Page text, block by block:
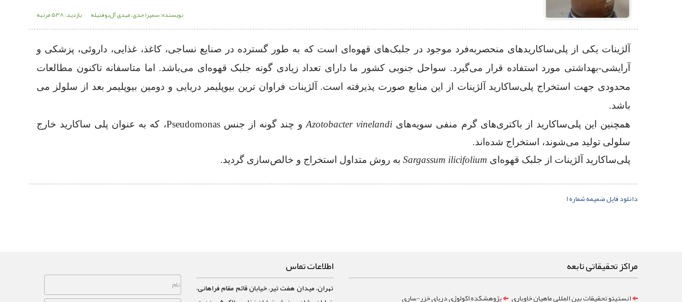
نویسنده: سمیرا جدی، مهدی آل‌بوفتیله بازدید: 538 مرتبه
آلژینات یکی از پلی‌‌ساکاریدهای منحصربه‌فرد موجود در جلبک‌‌های قهوه‌‌ای است که به طور گسترده در صنایع نساجی، کاغذ، غذایی، داروئی، پزشکی و
آرایشی-بهداشتی مورد استفاده قرار می‌گیرد. سواحل جنوبی کشور ما دارای تعداد زیادی گونه جلبک‌‌ قهوه‌‌ای می‌‌باشد. اما متاسفانه تاکنون مطالعات
محدودی جهت استخراج پلی‌‌ساکارید آلژینات از این منابع صورت پذیرفته است. آلژینات فراوان ترین بیوپلیمر دریایی و دومین بیوپلیمر بعد از سلولز می
باشد.
همچنین این پلی‌ساکارید از باکتری‌های گرم منفی سویه‌های
و چند گونه از جنس Pseudomonas، که به عنوان پلی ساکارید خارج
سلولی تولید می‌شوند، استخراج شده‌اند.
پلی‌‌ساکارید آلژینات از جلبک قهوه‌‌ای Sargassum ilicifolium به روش متداول استخراج و خالص‌‌سازی گردید.
دانلود فایل ضمیمه شماره 1
مراکز تحقیقاتی تابعه
انستیتو تحقیقات بین المللی ماهیان خاویاری پژوهشکده اکولوژي درياي خزر-ساری
اطلاعات تماس
تهران، میدان هفت تیر، خیابان قائم مقام فراهانی،